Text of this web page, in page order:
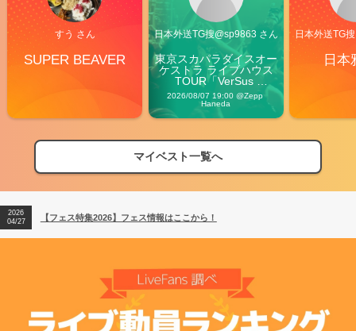
すう さん
SUPER BEAVER
日本外送TG搜@sp9863 さん
東京スカパラダイスオー
ケストラ ライブハウス
TOUR「VerSus
Carnival」
2026/08/07 19:00 @Zepp
Haneda
日本外送TG
日本
マイベスト一覧へ
【フェス特集2026】フェス情報はここから！
【ライブ動員ランキング】2026年上半期編発表！
2026
04/27
【フェス特集2026】フェス情報はここから！
2026